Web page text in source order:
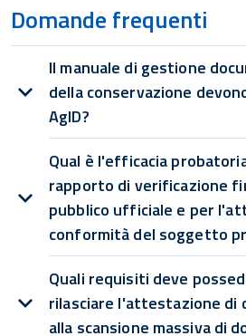
Domande frequenti
Il manuale di gestione
della conservazione
AgID?
Qual è l'efficacia
rapporto di verificazione
pubblico ufficiale e per
conformità del soggetto
Quali requisiti deve
rilasciare l'attestazione di
alla scansione massiva di